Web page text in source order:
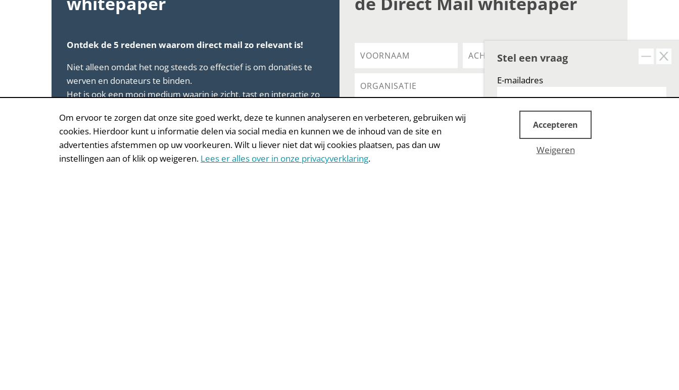
Ontdek de 5 redenen waarom direct mail zo relevant is!
Niet alleen omdat het nog steeds zo effectief is om donaties te
werven en donateurs te binden.
Het is ook een mooi medium waarin je zicht, tast en interactie zo
Laat je gegevens achter en ontdek de 5 redenen, onderbouwd
door onderzoek.
Veel leesplezier!
DOWNLOAD
Stel een vraag
E-mailadres
STUUR EEN BERICHT
Om ervoor te zorgen dat onze site goed werkt, deze te kunnen analyseren en verbeteren, gebruiken wij
cookies. Hierdoor kunt u informatie delen via social media en kunnen we de inhoud van de site en
advertenties afstemmen op uw voorkeuren. Wilt u liever niet dat wij cookies plaatsen, pas dan uw
instellingen aan of klik op weigeren. Lees er alles over in onze privacyverklaring.
Accepteren
Weigeren